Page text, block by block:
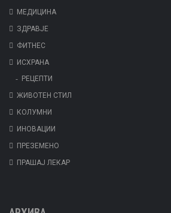
МЕДИЦИНА
ЗДРАВЈЕ
ФИТНЕС
ИСХРАНА
РЕЦЕПТИ
ЖИВОТЕН СТИЛ
КОЛУМНИ
ИНОВАЦИИ
ПРЕЗЕМЕНО
ПРАШАЈ ЛЕКАР